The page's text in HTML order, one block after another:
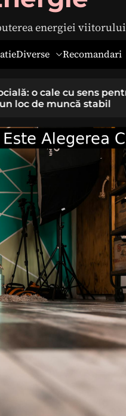
energiei viitorului
Diverse Recomandari
la adulți: cauze,
și tratament chirurgical